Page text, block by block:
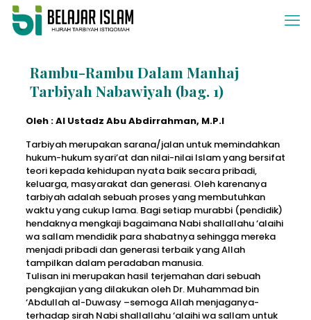
Rambu-Rambu Dalam Manhaj
Tarbiyah Nabawiyah (bag. 1)
Oleh : Al Ustadz Abu Abdirrahman, M.P.I
Tarbiyah merupakan sarana/jalan untuk memindahkan
hukum-hukum syari’at dan nilai-nilai Islam yang bersifat
teori kepada kehidupan nyata baik secara pribadi,
keluarga, masyarakat dan generasi. Oleh karenanya
tarbiyah adalah sebuah proses yang membutuhkan
waktu yang cukup lama. Bagi setiap murabbi (pendidik)
hendaknya mengkaji bagaimana Nabi shallallahu ‘alaihi
wa sallam mendidik para shabatnya sehingga mereka
menjadi pribadi dan generasi terbaik yang Allah
tampilkan dalam peradaban manusia.
Tulisan ini merupakan hasil terjemahan dari sebuah
pengkajian yang dilakukan oleh Dr. Muhammad bin
‘Abdullah al-Duwasy –semoga Allah menjaganya-
terhadap sirah Nabi shallallahu ‘alaihi wa sallam untuk